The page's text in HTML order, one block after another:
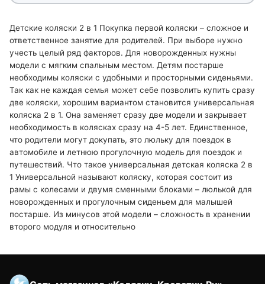
Детские коляски 2 в 1 Покупка первой коляски – сложное и
ответственное занятие для родителей. При выборе нужно
учесть целый ряд факторов. Для новорожденных нужны
модели с мягким спальным местом. Детям постарше
необходимы коляски с удобными и просторными сиденьями.
Так как не каждая семья может себе позволить купить сразу
две коляски, хорошим вариантом становится универсальная
коляска 2 в 1. Она заменяет сразу две модели и закрывает
необходимость в колясках сразу на 4-5 лет. Единственное,
что родители могут докупать, это люльку для поездок в
автомобиле и летнюю прогулочную модель для поездок и
путешествий. Что такое универсальная детская коляска 2 в
1 Универсальной называют коляску, которая состоит из
рамы с колесами и двумя сменными блоками – люлькой для
новорожденных и прогулочным сиденьем для малышей
постарше. Из минусов этой модели – сложность в хранении
второго модуля и относительно